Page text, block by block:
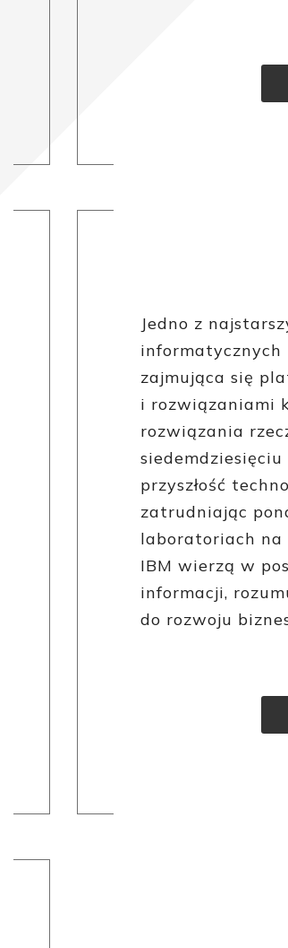
Jedno z
informatycznych
zajmująca się
i rozwiązaniami
rozwiązania
przyszłość
zatrudniając
laboratoriach na
IBM wierzą w
informacji,
do rozwoju